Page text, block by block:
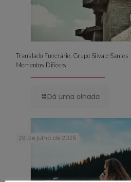
Translado Funerário: Grupo Silva e Santos
Momentos Difíceis
Dá uma olhada
29 de julho de 2025